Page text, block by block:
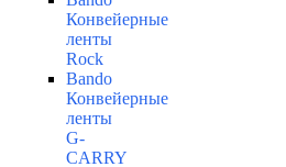
Конвейерные
ленты
Rock
Bando
Конвейерные
ленты
G-
CARRY